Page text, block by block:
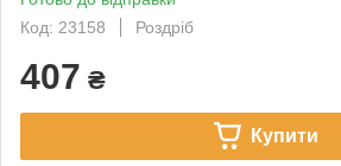
Код: 23158
Роздріб
407 ₴
Купити